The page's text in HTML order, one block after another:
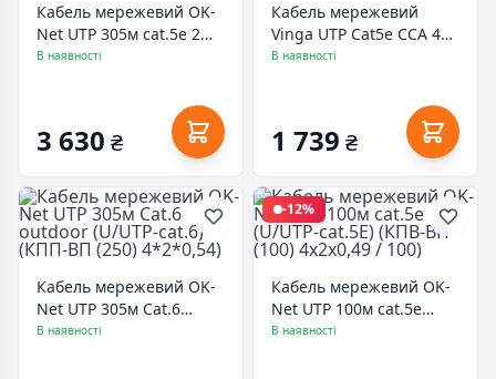
Кабель мережевий OK-
Net UTP 305м cat.5e 2
пари (КПВ-ВП (100)
В наявності
3 630 ₴
Кабель мережевий
Vinga UTP Cat5e CCA 4
pairs 305 m
В наявності
1 739 ₴
Кабель мережевий OK-
Net UTP 305м Cat.6
outdoor (U/UTP-cat.6)
В наявності
-12%
Кабель мережевий OK-
Net UTP 100м cat.5e
(U/UTP-cat.5E) (КПВ-ВП
В наявності